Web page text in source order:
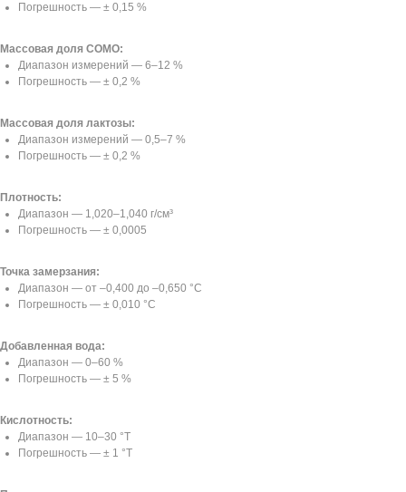
Погрешность — ± 0,15 %
Массовая доля СОМО:
Диапазон измерений — 6–12 %
Погрешность — ± 0,2 %
Массовая доля лактозы:
Диапазон измерений — 0,5–7 %
Погрешность — ± 0,2 %
Плотность:
Диапазон — 1,020–1,040 г/см³
Погрешность — ± 0,0005
Точка замерзания:
Диапазон — от –0,400 до –0,650 °C
Погрешность — ± 0,010 °C
Добавленная вода:
Диапазон — 0–60 %
Погрешность — ± 5 %
Кислотность:
Диапазон — 10–30 °Т
Погрешность — ± 1 °Т